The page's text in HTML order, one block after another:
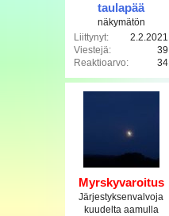
taulapää
näkymätön
Liittynyt
2.2.2021
Viestejä
39
Reaktioarvo
34
Myrskyvaroitus
Järjestyksenvalvoja
kuudelta aamulla